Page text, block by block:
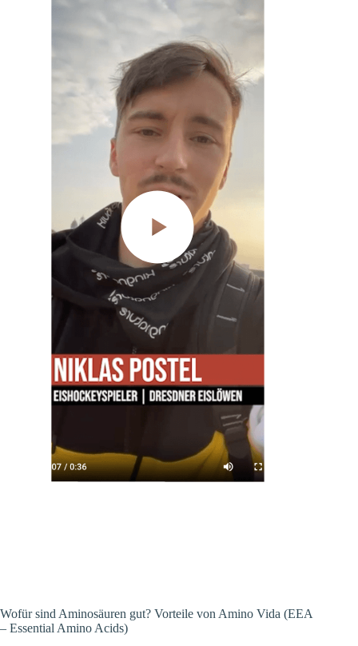
Wofür sind Aminosäuren gut? Vorteile von Amino Vida (EEA
– Essential Amino Acids)